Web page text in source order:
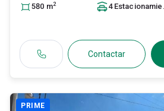
42180, ID:
580 m2 4 Estacionamiento
Contactar
PRIME